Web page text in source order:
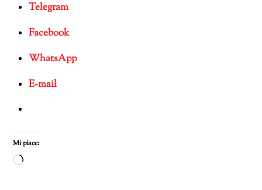
Telegram
Facebook
WhatsApp
E-mail
Mi piace:
Caricamento